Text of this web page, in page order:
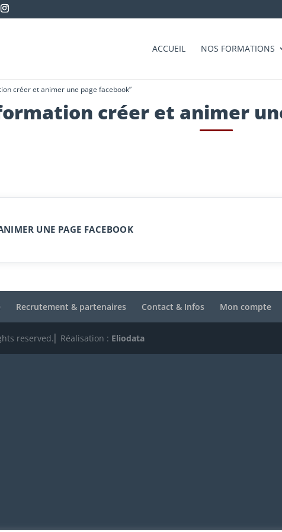
ACCUEIL NOS FORMATIONS
créer et animer une page facebook”
créer et animer
UNE PAGE FACEBOOK
Recrutement & partenaires Contact & Infos Mon compte
reserved.⎜ Réalisation : Eliodata